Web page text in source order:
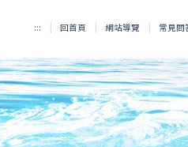
::: 回首頁 網站導覽 常見問